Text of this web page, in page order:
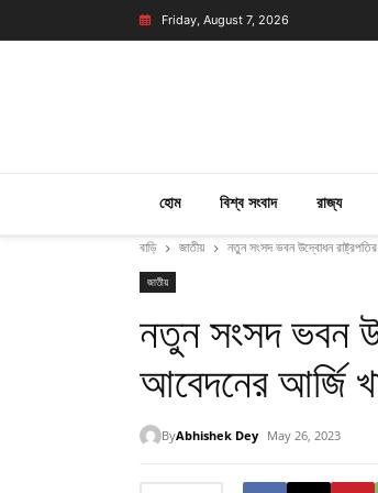
Friday, August 7, 2026
হোম বিশ্ব সংবাদ রাজ্য
বাড়ি জাতীয় নতুন সংসদ ভবন উদ্বোধন
জাতীয়
নতুন সংসদ ভবন
আবেদনের আর্জি
ByAbhishek Dey May 26, 2023